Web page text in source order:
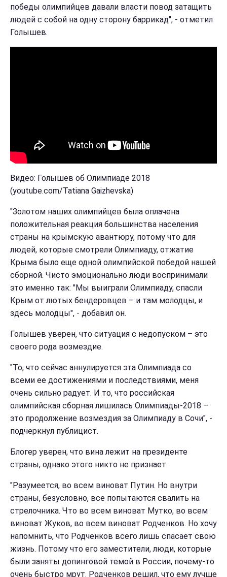
победы олимпийцев давали власти повод затащить
людей с собой на одну сторону баррикад", - отметил
Голышев.
Видео: Голышев об Олимпиаде 2018
(youtube.com/Tatiana Gaizhevska)
"Золотом наших олимпийцев была оплачена
положительная реакция большинства населения
страны на крымскую авантюру, потому что для
людей, которые смотрели Олимпиаду, отжатие
Крыма было еще одной олимпийской победой нашей
сборной. Чисто эмоционально люди воспринимали
это именно так: "Мы выиграли Олимпиаду, спасли
Крым от лютых бендеровцев – и там молодцы, и
здесь молодцы", - добавил он.
Голышев уверен, что ситуация с недопуском – это
своего рода возмездие.
"То, что сейчас аннулируется эта Олимпиада со
всеми ее достижениями и последствиями, меня
очень сильно радует. И то, что российская
олимпийская сборная лишилась Олимпиады-2018 –
это продолжение возмездия за Олимпиаду в Сочи", -
подчеркнул публицист.
Блогер уверен, что вина лежит на президенте
страны, однако этого никто не признает.
"Разумеется, во всем виноват Путин. Но внутри
страны, безусловно, все попытаются свалить на
стрелочника. Что во всем виноват Мутко, во всем
виноват Жуков, во всем виноват Родченков. Но хочу
напомнить, что Родченков всего лишь спасает свою
жизнь. Потому что его заместители, люди, которые
были заняты допинговой темой в России, почему-то
очень быстро мрут. Родченков решил, что ему лучше